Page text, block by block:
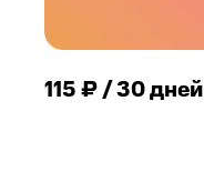
115 ₽ / 30 дней